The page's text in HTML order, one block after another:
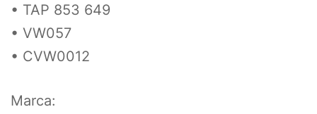
• TAP 853 649
• VW057
• CVW0012
Marca: